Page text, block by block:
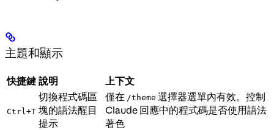
主題和顯示
快捷鍵 說明 上下文
Ctrl+T
切換程式碼區
塊的語法醒目
提示
僅在 /theme 選擇器選單內有效。控制
Claude 回應中的程式碼是否使用語法
著色